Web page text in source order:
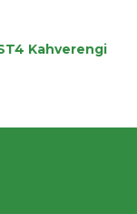
Kahverengi